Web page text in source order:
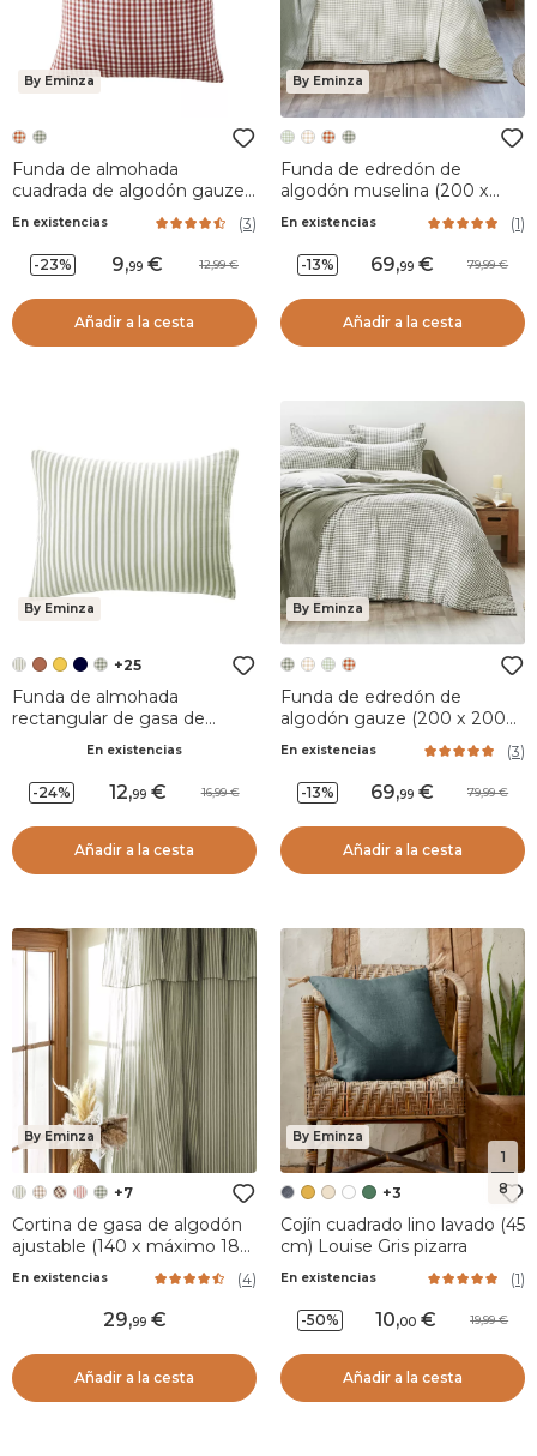
1
8
By Eminza
Funda de almohada
cuadrada de algodón gauze
(60 x 60 cm) Gaïa vichy
Terracotta
En existencias (3)
-23% 9,99 12,99
Añadir a la cesta
By Eminza
Funda de edredón de
algodón muselina (200 x
200 cm) Gaïa vichy Verde
eucalipto
En existencias (1)
-13% 69,99 79,99
Añadir a la cesta
By Eminza
+25
Funda de almohada
rectangular de gasa de
algodón (50 x 80 cm) Gaïa
rayas Verde eucalipto
En existencias
-24% 12,99 16,99
Añadir a la cesta
By Eminza
Funda de edredón de
algodón gauze (200 x 200
cm) Gaïa vichy Verde romero
En existencias (3)
-13% 69,99 79,99
Añadir a la cesta
By Eminza
+7
Cortina de gasa de algodón
ajustable (140 x máximo 180
cm) Gaïa rayas Verde
eucalipto
En existencias (4)
29,99
Añadir a la cesta
By Eminza
+3
Cojín cuadrado lino lavado (45
cm) Louise Gris pizarra
En existencias (1)
-50% 10,00 19,99
Añadir a la cesta